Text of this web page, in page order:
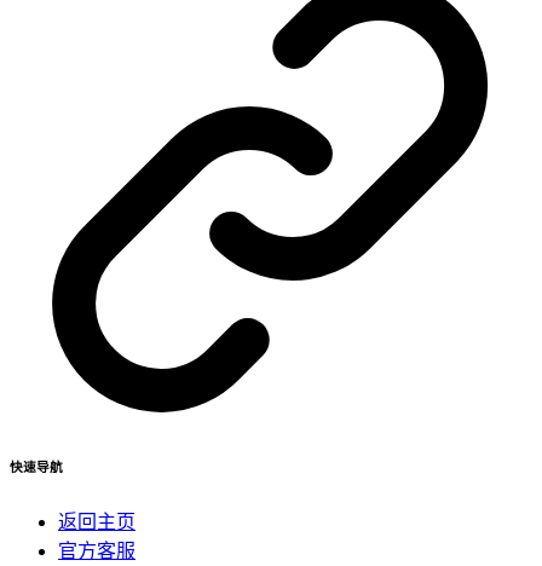
快速导航
返回主页
官方客服